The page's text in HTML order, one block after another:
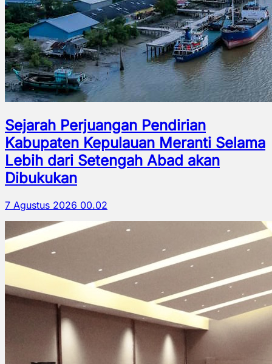
Sejarah Perjuangan Pendirian
Kabupaten Kepulauan Meranti Selama
Lebih dari Setengah Abad akan
Dibukukan
7 Agustus 2026 00.02